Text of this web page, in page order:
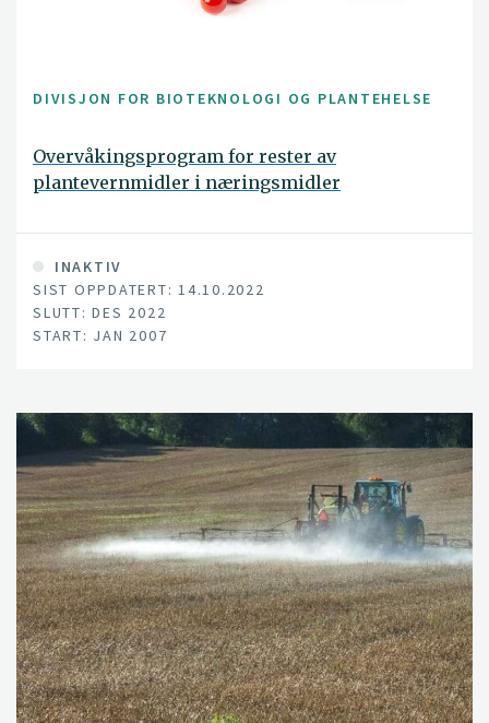
DIVISJON FOR BIOTEKNOLOGI OG PLANTEHELSE
Overvåkingsprogram for rester av
plantevernmidler i næringsmidler
INAKTIV
SIST OPPDATERT: 14.10.2022
SLUTT: DES 2022
START: JAN 2007